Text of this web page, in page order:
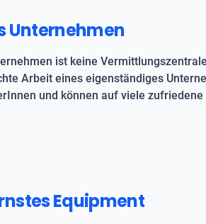
Unternehmen
ist keine
Arbeit eines eigenständiges
und können auf viele
Equipment